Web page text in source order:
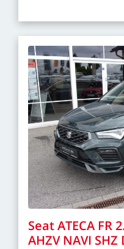
SeatATECA FR
AHZV NAVI SHZ